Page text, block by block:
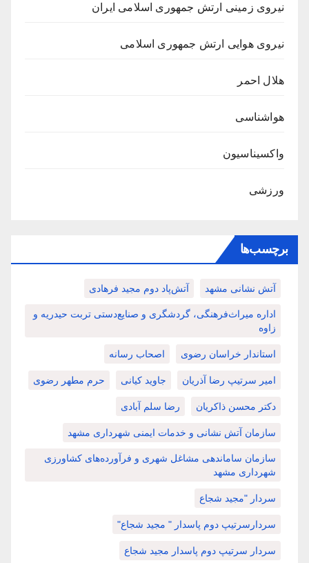
نیروی زمینی ارتش جمهوری اسلامی ایران
نیروی هوایی ارتش جمهوری اسلامی
هلال احمر
هواشناسی
واکسیناسیون
ورزشی
برچسب‌ها
آتش نشانی مشهد آتش‌پاد دوم مجید فرهادی
اداره میراث‌فرهنگی، گردشگری و صنایع‌دستی تربت حیدریه و
زاوه
استاندار خراسان رضوی اصحاب رسانه
امیر سرتیپ رضا آذریان جاوید کیانی حرم مطهر رضوی
دکتر محسن ذاکریان رضا سلم آبادی
سازمان آتش نشانی و خدمات ایمنی شهرداری مشهد
سازمان ساماندهی مشاغل شهری و فرآورده‌های کشاورزی
شهرداری مشهد
سردار "مجید شجاع
سردارسرتیپ دوم پاسدار " مجید شجاع"
سردار سرتیپ دوم پاسدار مجید شجاع